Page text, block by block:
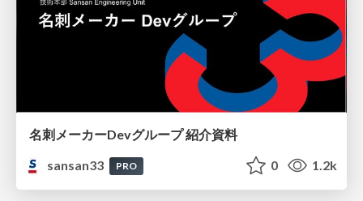
名刺メーカーDevグループ 紹介資料
sansan33
PRO 0 1.2k